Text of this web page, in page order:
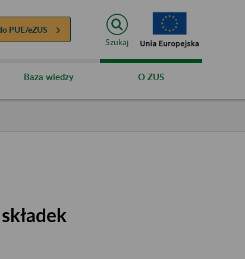
PUE/eZUS
Szukaj
Baza wiedzy O ZUS